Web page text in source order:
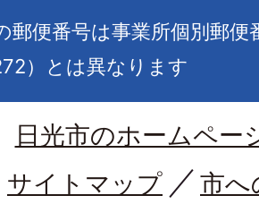
郵便番号は事業所個別郵
）とは異なります
日光市のホームペー
サイトマップ
市へ